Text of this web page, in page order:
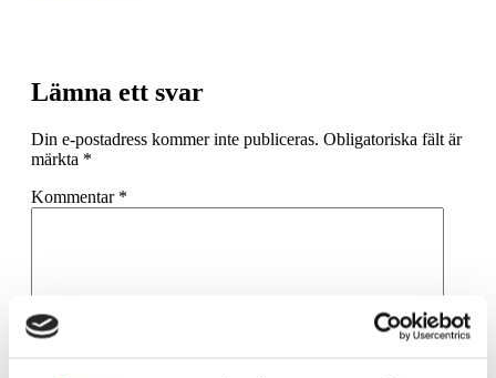
Lämna ett svar
Din e-postadress kommer inte publiceras. Obligatoriska fält är
märkta *
Kommentar *